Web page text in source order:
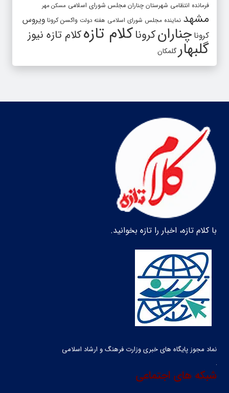
فرمانده انتظامی شهرستان چناران مجلس شورای اسلامی مسکن مهر
مشهد نماینده مجلس شورای اسلامی هفته دولت واکسن کرونا ویروس
کرونا چنارانکروناکلام تازهکلام تازه نیوز
گلبهارگلمکان
با کلام تازه، اخبار را تازه بخوانید.
نماد مجوز پایگاه های خبری وزارت فرهنگ و ارشاد اسلامی
شبکه های اجتماعی